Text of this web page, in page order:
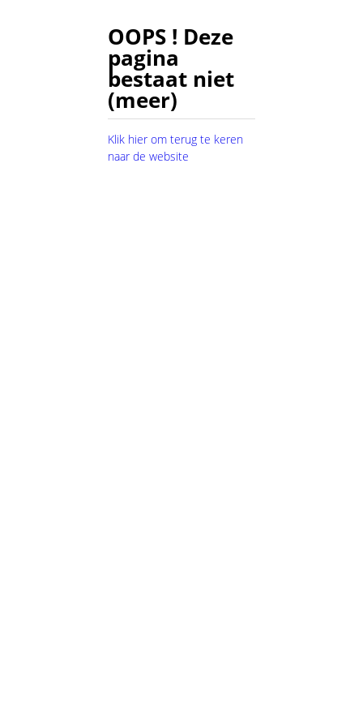
OOPS ! Deze
pagina
bestaat niet
(meer)
Klik hier om terug te keren
naar de website